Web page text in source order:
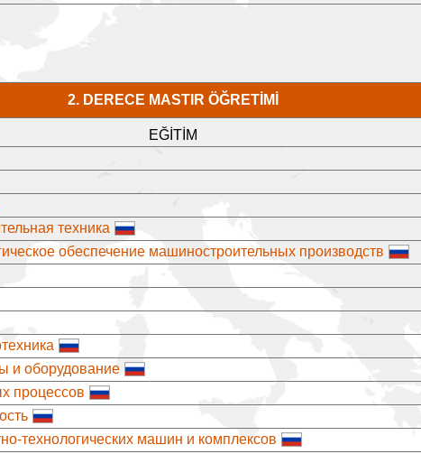
2. DERECE MASTIR ÖĞRETIMI
EĞITIM
техника
обеспечение машиностроительных производств
и оборудование
процессов
технологических машин и комплексов